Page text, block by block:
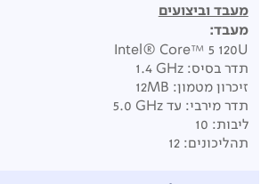
מעבד וביצועים
מעבד:
Intel® Core™ 5 120U
תדר בסיס: ‎1.4 GHz
זיכרון מטמון: ‎12MB
תדר מירבי: עד ‎5.0 GHz
ליבות: ‎10
תהליכונים: ‎12